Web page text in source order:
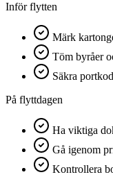
Inför flytten
Märk
Töm byråer
Säkra
På flyttdagen
Ha viktiga
Gå igenom
Kontrollera